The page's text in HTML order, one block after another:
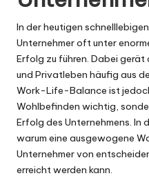
In der heutigen
Unternehmer oft unter
Erfolg zu führen. Dabei
und Privatleben häufig aus
Work-Life-Balance ist
Wohlbefinden wichtig,
Erfolg des Unternehmens. In
warum eine ausgewogene
Unternehmer von
erreicht werden kann.